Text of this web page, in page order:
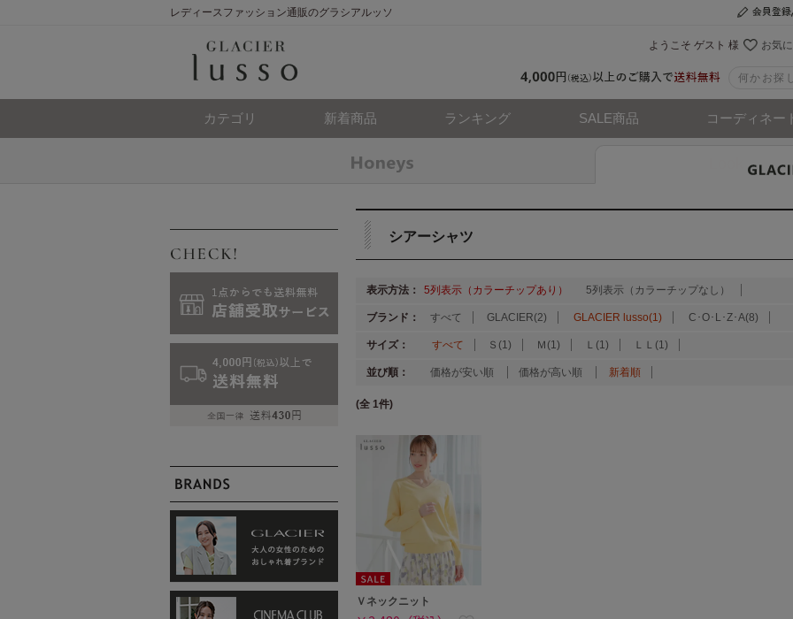
レディースファッション通販のグラシアルッソ
お気
ようこそ ゲスト 様
カテゴリ 新着商品 ランキング SALE商品 コーディネー
シアーシャツ
表示方法： 5列表示（カラーチップあり） 5列表示（カラーチップなし）
ブランド： すべて GLACIER(2) GLACIER lusso(1) C･O･L･Z･A(8)
サイズ： すべて Ｓ(1) Ｍ(1) Ｌ(1) ＬＬ(1)
並び順： 価格が安い順 価格が高い順 新着順
(全 1件)
Ｖネックニット